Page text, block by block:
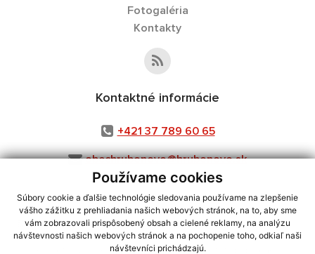
Používame cookies
Súbory cookie a ďalšie technológie sledovania používame na zlepšenie
vášho zážitku z prehliadania našich webových stránok, na to, aby sme
vám zobrazovali prispôsobený obsah a cielené reklamy, na analýzu
návštevnosti našich webových stránok a na pochopenie toho, odkiaľ naši
návštevníci prichádzajú.
Fotogaléria
Kontakty
Kontaktné informácie
+421 37 789 60 65
obechrubonovo@hrubonovo.sk
využite možnosť získavania aktuálnych informácií s využitím RSS
CMS systém (redakčný) systém ECHELON 2,Mapa stránok,web portál
webex.digital, s.r.o.,domény,registrácia domény